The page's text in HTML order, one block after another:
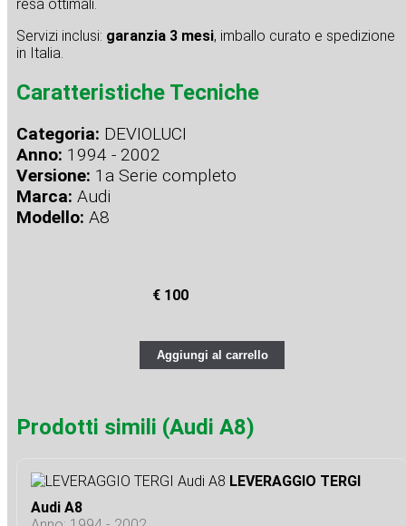
resa ottimali.
Servizi inclusi: garanzia 3 mesi, imballo curato e spedizione
in Italia.
Caratteristiche Tecniche
Categoria: DEVIOLUCI
Anno: 1994 - 2002
Versione: 1a Serie completo
Marca: Audi
Modello: A8
€ 100
Aggiungi al carrello
Prodotti simili (Audi A8)
LEVERAGGIO TERGI
Audi A8